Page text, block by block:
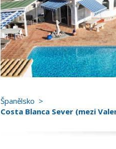
Španělsko
Costa Blanca Sever (mezi